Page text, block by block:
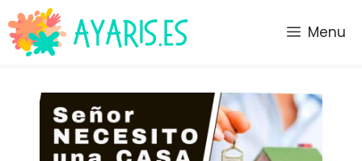
Saltar
al
contenido
Menu